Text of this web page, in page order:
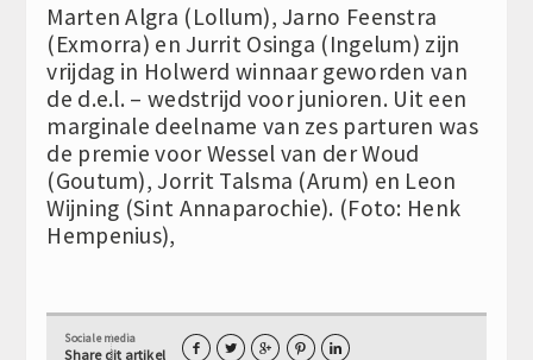
Marten Algra (Lollum), Jarno Feenstra
(Exmorra) en Jurrit Osinga (Ingelum) zijn
vrijdag in Holwerd winnaar geworden van
de d.e.l. – wedstrijd voor junioren. Uit een
marginale deelname van zes parturen was
de premie voor Wessel van der Woud
(Goutum), Jorrit Talsma (Arum) en Leon
Wijning (Sint Annaparochie). (Foto: Henk
Hempenius),
Sociale media
Share dit artikel     